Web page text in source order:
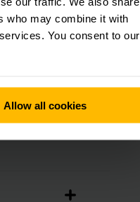
who may combine it with
You consent to our
Allow all cookies